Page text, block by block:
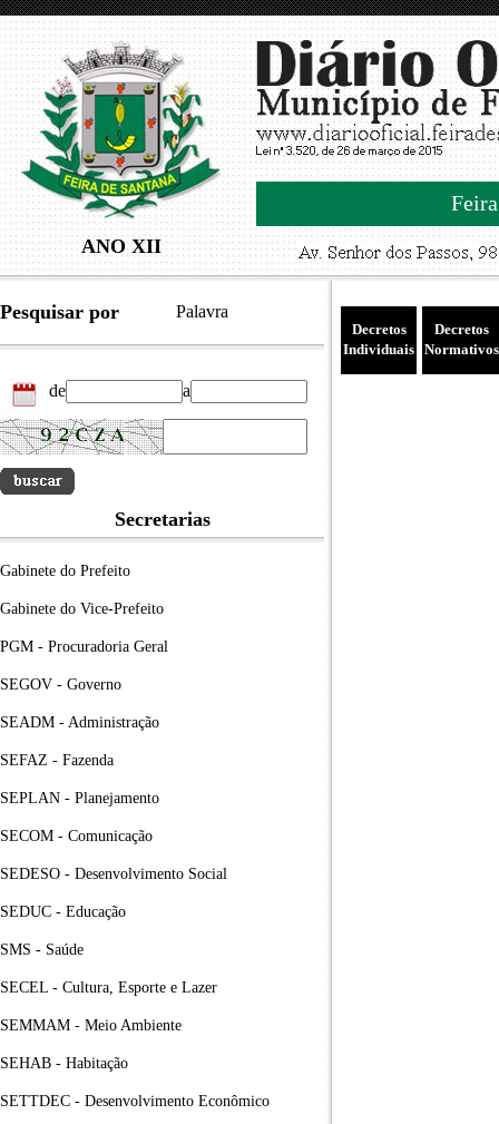
ANO XII
Pesquisar por Palavra
de a
Secretarias
Gabinete do Prefeito
Gabinete do Vice-Prefeito
PGM - Procuradoria Geral
SEGOV - Governo
SEADM - Administração
SEFAZ - Fazenda
SEPLAN - Planejamento
SECOM - Comunicação
SEDESO - Desenvolvimento Social
SEDUC - Educação
SMS - Saúde
SECEL - Cultura, Esporte e Lazer
SEMMAM - Meio Ambiente
SEHAB - Habitação
SETTDEC - Desenvolvimento Econômico
Decretos
Individuais
Decretos
Normativos